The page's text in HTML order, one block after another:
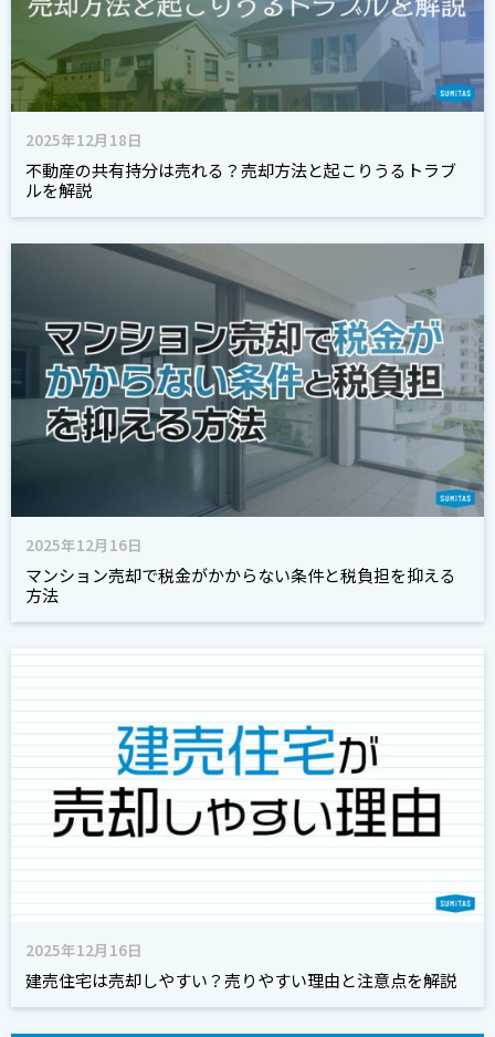
2025年12月18日
不動産の共有持分は売れる？売却方法と起こりうるトラブ
ルを解説
2025年12月16日
マンション売却で税金がかからない条件と税負担を抑える
方法
2025年12月16日
建売住宅は売却しやすい？売りやすい理由と注意点を解説